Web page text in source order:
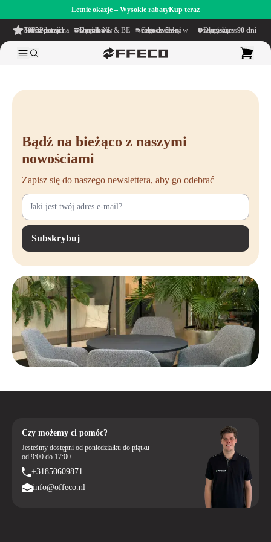
Letnie okazje – Wysokie rabatyKup teraz
4.6/5
z ponad 500 recenzji
na TrustPilot Darmowa wysyłka
w obrębie NL & BE Czas dostawy w ciągu
1–5 dni roboczych Długi okres namysłu wynoszący90 dni
Bądź na bieżąco z naszymi
nowościami
Zapisz się do naszego newslettera, aby go odebrać
Subskrybuj
Czy możemy ci pomóc?
Jesteśmy dostępni od poniedziałku do piątku
od 9:00 do 17:00.
+31850609871
info@offeco.nl